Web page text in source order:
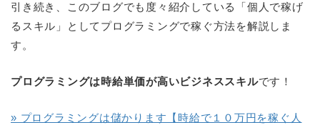
引き続き、このブログでも度々紹介している「個人で稼げ
るスキル」としてプログラミングで稼ぐ方法を解説しま
す。
プログラミングは時給単価が高いビジネススキルです！
» プログラミングは儲かります【時給で１０万円を稼ぐ人